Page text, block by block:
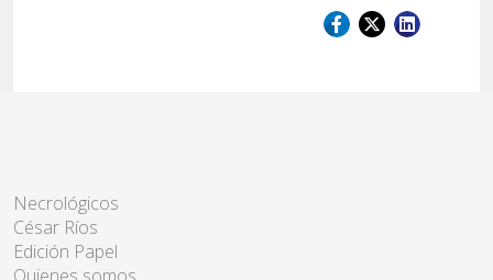
Necrológicos
César Ríos
Edición Papel
Quienes somos